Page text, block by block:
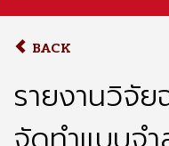
c
BACK
รายงานวิจั